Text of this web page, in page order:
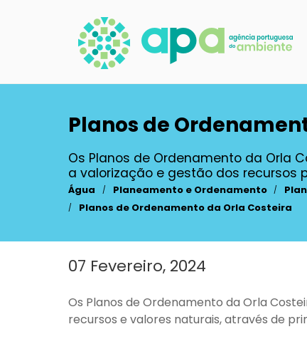
Planos de
Os Planos de Ordenamento da Orla
a valorização e gestão dos recursos
Água Planeamento e Ordenamento
Planos de Ordenamento da Orla Costeira
07 Fevereiro, 2024
Os Planos de Ordenamento da Orla
recursos e valores naturais, através de